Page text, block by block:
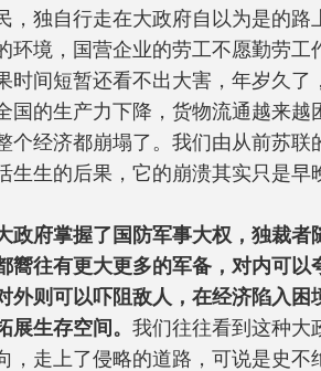
，独自行走在大政府自以为是的路
环境，国营企业的劳工不愿勤劳工
时间短暂还看不出大害，年岁久了
国的生产力下降，货物流通越来越
个经济都崩塌了。我们由从前苏联
生生的后果，它的崩溃其实只是早
政府掌握了国防军事大权，独裁者
嚮往有更大更多的军备，对内可以
外则可以吓阻敌人，在经济陷入困
展生存空间。 我们往往看到这种大
，走上了侵略的道路，可说是史不